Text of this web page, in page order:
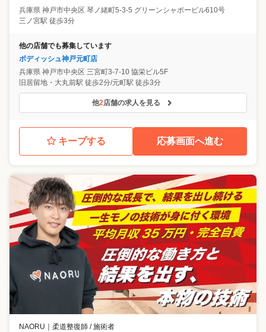
兵庫県 神戸市中央区 琴ノ緒町5-3-5 グリーンシャポービル610号
三ノ宮駅 徒歩3分
他の店舗でも募集しています
ボディッシュ神戸元町店
兵庫県 神戸市中央区 三宮町3-7-10 協栄ビル5F
旧居留地・大丸前駅 徒歩2分/元町駅 徒歩3分
他2店舗の求人を見る
キープする 応募画面へ進む
NAORU ｜ 柔道整復師 / 施術者